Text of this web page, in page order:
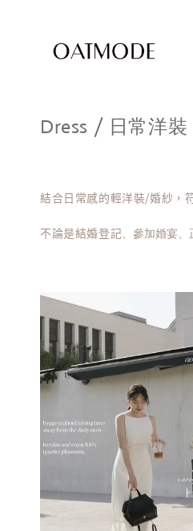
Dress / 日常洋裝
結合日常感的輕洋裝/婚紗，
不論是結婚登記、參加婚宴 、